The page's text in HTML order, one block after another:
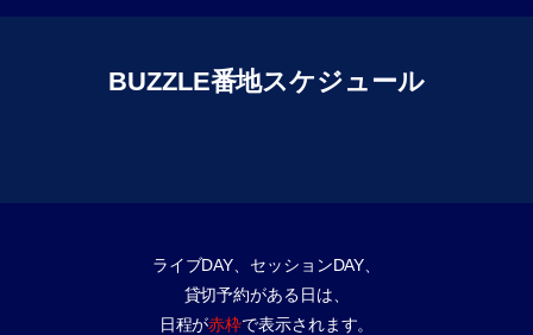
BUZZLE番地スケジュール
ライブDAY、セッションDAY、
貸切予約がある日は、
日程が赤枠で表示されます。